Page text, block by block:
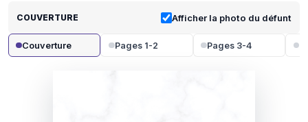
COUVERTURE Afficher la photo du défunt
Couverture Pages 1-2 Pages 3-4